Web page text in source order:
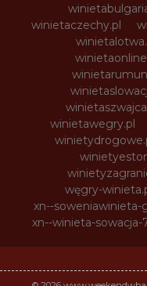
winietaczechy.pl
winietawegry.pl
węgry-
xn--soweniawinieta-
xn--winieta-sowacja-